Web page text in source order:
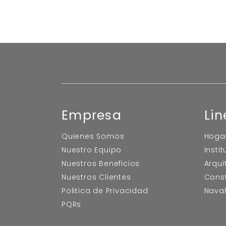
Empresa
Quienes Somos
Nuestro Equipo
Nuestros Beneficios
Nuestros Clientes
Politica de Privacidad
PQRs
Naval